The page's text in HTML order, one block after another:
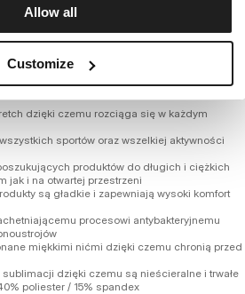
Allow all
Customize
włókien poliamidowych z dodatkiem
tkaniny niż powszechnie występujące na
czemu doskonale odprowadza ciepło z
chłodu
utrzymać higienę i nie powoduję przykrego
dzięki czemu rozciąga się w każdym
sportów oraz wszelkiej aktywności
produktów do długich i ciężkich
jak i na otwartej przestrzeni
są gładkie i zapewniają wysoki komfort
procesowi antybakteryjnemu
miękkimi nićmi dzięki czemu chronią przed
dzięki czemu są nieścieralne i trwałe
poliester / 15% spandex